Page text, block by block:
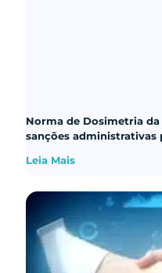
Norma de Dosimetria
sanções administrativas
Leia Mais